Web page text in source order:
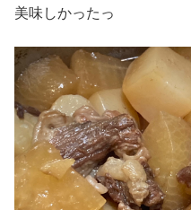
美味しかったっ